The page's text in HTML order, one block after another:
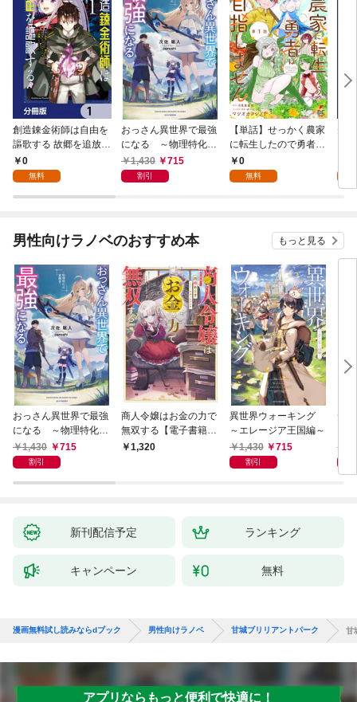
創造錬金術師は自由を
謳歌する 故郷を追放さ
れたら、魔王のお膝元
で超絶効果のマジック
りました【分冊版】
0
無料
おっさん異世界で最強
になる ～物理特化の
覚醒者～
1,430 715
割引
【単話】せっかく農家
に転生したので勇者は
目指しません【第1
話】
0
無料
男性向けラノベのおすすめ本 もっと見る
おっさん異世界で最強
になる ～物理特化の
覚醒者～
1,430 715
割引
商人令嬢はお金の力で
無双する【電子書籍限
定書き下ろしSS付
1,320
異世界ウォーキング
～エレージア王国編～
1,430
715
割引
デ
新刊配信予定 ランキング
キャンペーン 無料
漫画無料試し読みならdブック 男性向けラノベ 甘城ブリリアントパーク 甘
アプリならもっと便利で快適に！